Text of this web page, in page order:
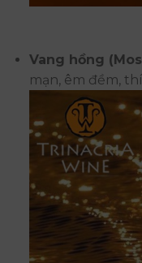
Vang hồng
mạn, êm đềm,